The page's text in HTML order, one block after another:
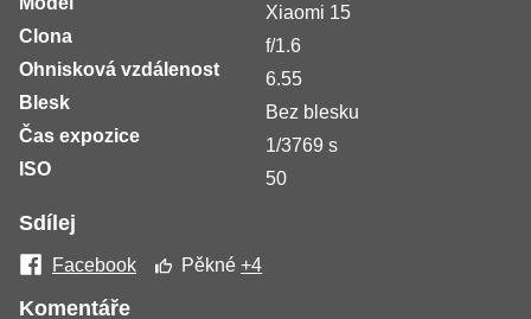
Xiaomi 15
Clona
f/1.6
Ohnisková vzdálenost
6.55
Blesk
Bez blesku
Čas expozice
1/3769 s
ISO
50
Sdílej
Facebook Pěkné+4
Komentáře